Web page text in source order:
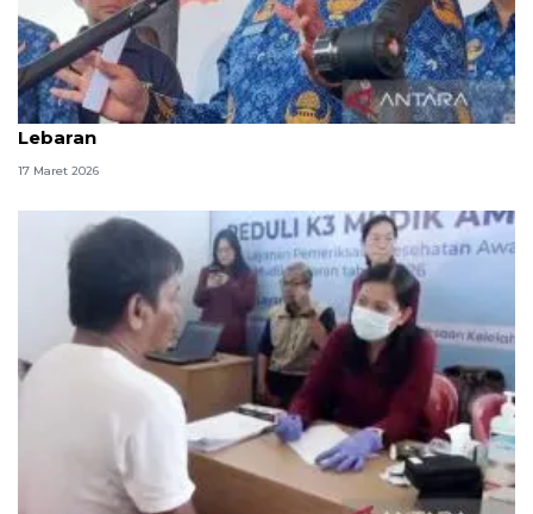
Pramono minta pemudik tak balik serentak setelah
Lebaran
17 Maret 2026